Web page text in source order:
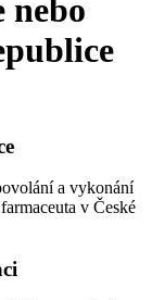
nebo
a vykonání
v České